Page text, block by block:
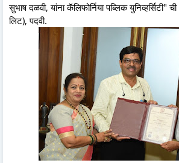
सुभाष दळवी, यांना कॅलिफोर्निया पब्लिक युनिव्हर्सिटी"
लिट), पदवी.